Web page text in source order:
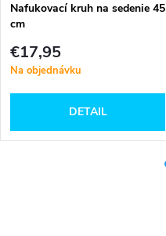
Nafukovací kruh na sedenie 45
cm
€17,95
Na objednávku
DETAIL